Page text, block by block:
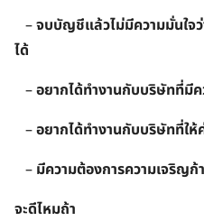
–จบบัญชีแล้วไม่มีความมั่นใจ
ได้
–อยากได้ทำงานกับบริษัทที่มี
–อยากได้ทำงานกับบริษัทที่ให้
– มีความต้องการความเจริญก้
จะดีไหมถ้า